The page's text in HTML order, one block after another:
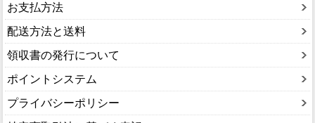
お支払方法
配送方法と送料
領収書の発行について
ポイントシステム
プライバシーポリシー